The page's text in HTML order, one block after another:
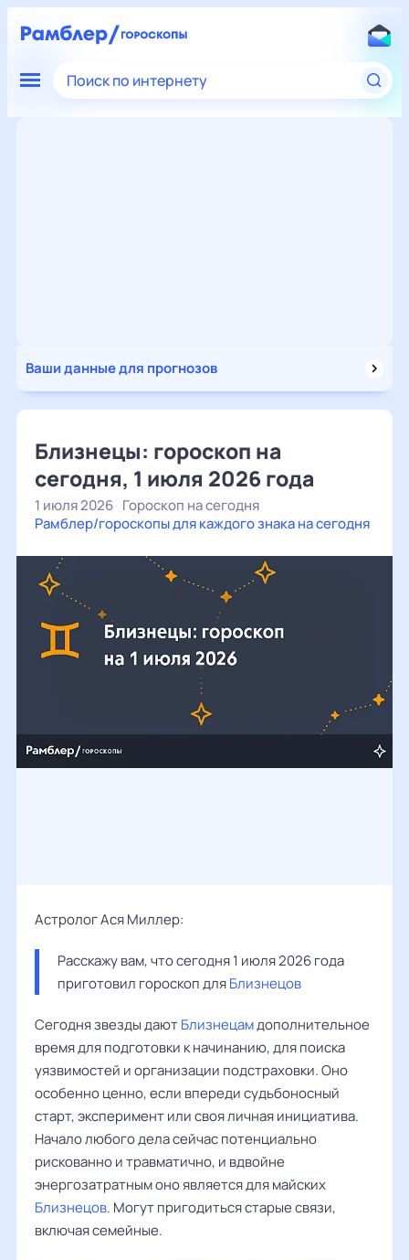
Поиск по интернету
Ваши данные для прогнозов
Близнецы: гороскоп на
сегодня, 1 июля 2026 года
1 июля 2026 Гороскоп на сегодня
Рамблер/гороскопы для каждого знака на сегодня
Астролог Ася Миллер:
Расскажу вам, что сегодня 1 июля 2026 года
приготовил гороскоп для Близнецов
Сегодня звезды даютБлизнецамдополнительное
время для подготовки к начинанию, для поиска
уязвимостей и организации подстраховки. Оно
особенно ценно, если впереди судьбоносный
старт, эксперимент или своя личная инициатива.
Начало любого дела сейчас потенциально
рискованно и травматично, и вдвойне
энергозатратным оно является для майских
Близнецов. Могут пригодиться старые связи,
включая семейные.